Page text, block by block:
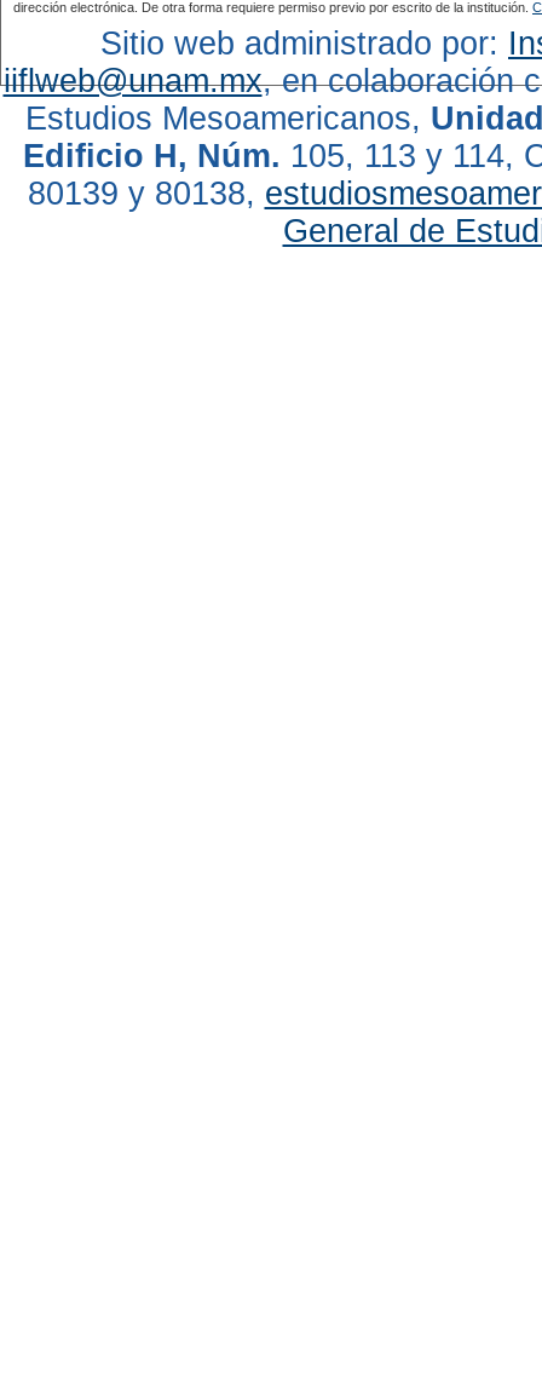
dirección electrónica. De otra forma requiere permiso previo por escrito de la institución.
Sitio web administrado por:
iiflweb@unam.mx, en colaboración
Estudios Mesoamericanos,
Edificio H, Núm. 105, 113 y 114,
80139 y 80138,
General de